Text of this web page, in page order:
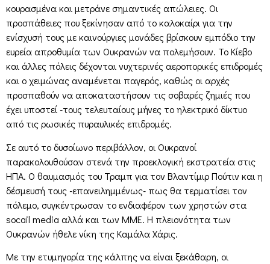
κουρασμένα και μετράνε σημαντικές απώλειες. Οι
προσπάθειες που ξεκίνησαν από το καλοκαίρι για την
ενίσχυσή τους με καινούργιες μονάδες βρίσκουν εμπόδιο την
ευρεία απροθυμία των Ουκρανών να πολεμήσουν. Το Κίεβο
και άλλες πόλεις δέχονται νυχτερινές αεροπορικές επιδρομές
και ο χειμώνας αναμένεται παγερός, καθώς οι αρχές
προσπαθούν να αποκαταστήσουν τις σοβαρές ζημιές που
έχει υποστεί -τους τελευταίους μήνες το ηλεκτρικό δίκτυο
από τις ρωσικές πυραυλικές επιδρομές.
Σε αυτό το δυσοίωνο περιβάλλον, οι Ουκρανοί
παρακολουθούσαν στενά την προεκλογική εκστρατεία στις
ΗΠΑ. Ο θαυμασμός του Τραμπ για τον Βλαντίμιρ Πούτιν και η
δέσμευσή τους -επανειλημμένως- πως θα τερματίσει τον
πόλεμο, συγκέντρωσαν το ενδιαφέρον των χρηστών στα
socail media αλλά και των MME. Η πλειονότητα των
Ουκρανών ήθελε νίκη της Καμάλα Χάρις.
Με την ετυμηγορία της κάλπης να είναι ξεκάθαρη, οι